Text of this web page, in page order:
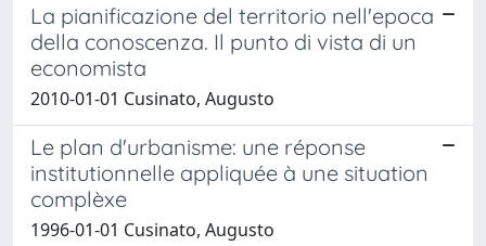
La pianificazione del territorio nell'epoca
della conoscenza. Il punto di vista di un
economista
2010-01-01 Cusinato, Augusto
Le plan d'urbanisme: une réponse
institutionnelle appliquée à une situation
complèxe
1996-01-01 Cusinato, Augusto